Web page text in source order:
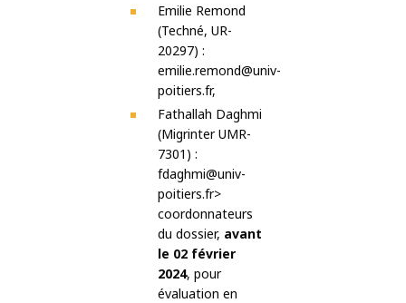
Emilie Remond
(Techné, UR-
20297) :
emilie.remond@univ-
poitiers.fr,
Fathallah Daghmi
(Migrinter UMR-
7301) :
fdaghmi@univ-
poitiers.fr>
coordonnateurs
du dossier, avant
le 02 février
2024, pour
évaluation en